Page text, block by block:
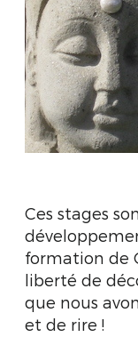
Ces stages
formation de
liberté de
que nous
et de rire !